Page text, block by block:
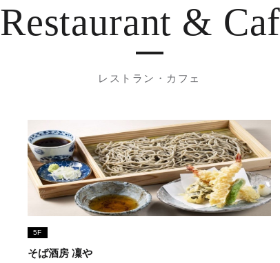
Restaurant &
レストラン・カフェ
5F
そば酒房 凜や